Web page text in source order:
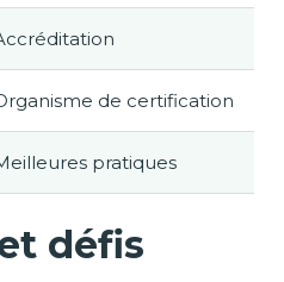
de certification
pratiques
défis